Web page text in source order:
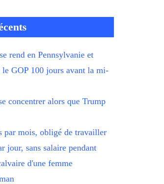
rend en Pennsylvanie et
GOP 100 jours avant la mi-
concentrer alors que Trump
par mois, obligé de travailler
jour, sans salaire pendant
d'une femme